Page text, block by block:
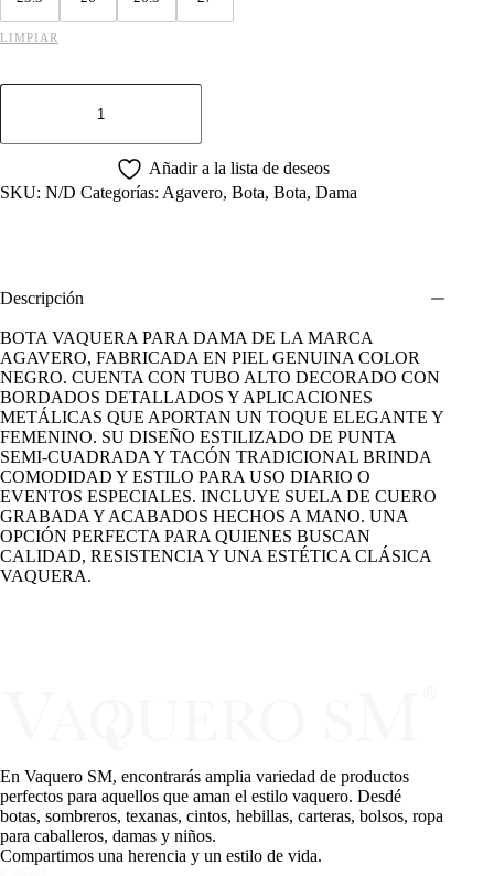
LIMPIAR
BOTA
DAMA
ESPAÑOLA
E1
Añadir a la lista de deseos
SKU: N/D Categorías: Agavero, Bota, Bota, Dama
Descripción
BOTA VAQUERA PARA DAMA DE LA MARCA
AGAVERO, FABRICADA EN PIEL GENUINA COLOR
NEGRO. CUENTA CON TUBO ALTO DECORADO CON
BORDADOS DETALLADOS Y APLICACIONES
METÁLICAS QUE APORTAN UN TOQUE ELEGANTE Y
FEMENINO. SU DISEÑO ESTILIZADO DE PUNTA
SEMI-CUADRADA Y TACÓN TRADICIONAL BRINDA
COMODIDAD Y ESTILO PARA USO DIARIO O
EVENTOS ESPECIALES. INCLUYE SUELA DE CUERO
GRABADA Y ACABADOS HECHOS A MANO. UNA
OPCIÓN PERFECTA PARA QUIENES BUSCAN
CALIDAD, RESISTENCIA Y UNA ESTÉTICA CLÁSICA
VAQUERA.
En Vaquero SM, encontrarás amplia variedad de productos
perfectos para aquellos que aman el estilo vaquero. Desdé
botas, sombreros, texanas, cintos, hebillas, carteras, bolsos, ropa
para caballeros, damas y niños.
Compartimos una herencia y un estilo de vida.